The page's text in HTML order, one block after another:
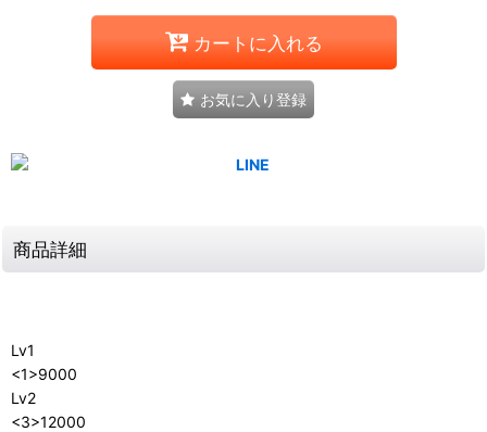
カートに入れる
お気に入り登録
商品詳細
Lv1
<1>9000
Lv2
<3>12000